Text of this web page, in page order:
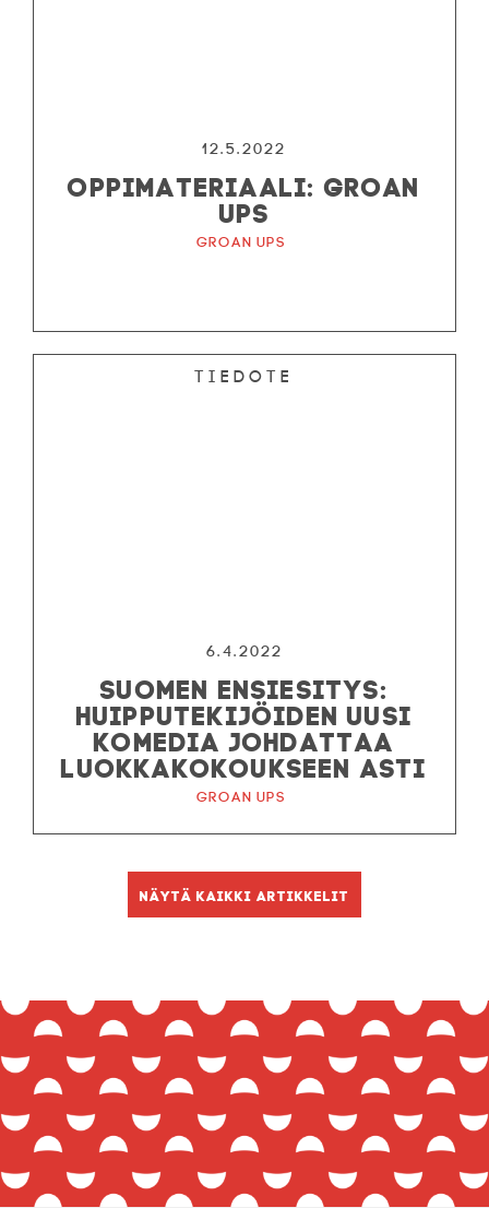
12.5.2022
OPPIMATERIAALI: GROAN
UPS
Groan Ups
Tiedote
6.4.2022
SUOMEN ENSIESITYS:
HUIPPUTEKIJÖIDEN UUSI
KOMEDIA JOHDATTAA
LUOKKAKOKOUKSEEN ASTI
Groan Ups
Näytä kaikki artikkelit